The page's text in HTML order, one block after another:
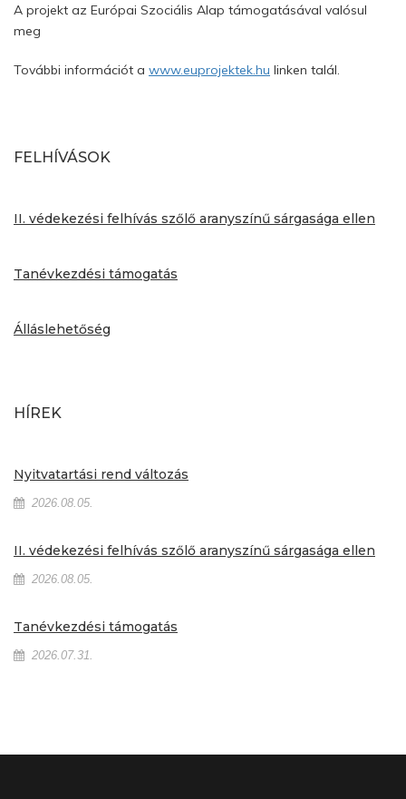
A projekt az Európai Szociális Alap támogatásával valósul
meg
További információt a www.euprojektek.hu linken talál.
FELHÍVÁSOK
II. védekezési felhívás szőlő aranyszínű sárgasága ellen
Tanévkezdési támogatás
Álláslehetőség
HÍREK
Nyitvatartási rend változás
2026.08.05.
II. védekezési felhívás szőlő aranyszínű sárgasága ellen
2026.08.05.
Tanévkezdési támogatás
2026.07.31.